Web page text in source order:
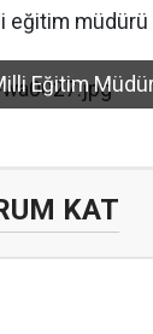
eğitim
Eğitim
KAT